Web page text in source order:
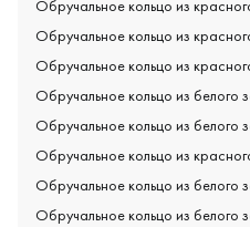
Обручальное кольцо из
Обручальное кольцо из
Обручальное кольцо из
Обручальное кольцо из белого
Обручальное кольцо из белого
Обручальное кольцо из
Обручальное кольцо из белого
Обручальное кольцо из белого